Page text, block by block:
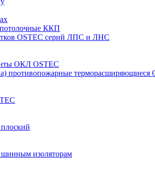
ККП
OSTEC серий ЛПС и ЛНС
ОКЛ OSTEC
противопожарные
изоляторам